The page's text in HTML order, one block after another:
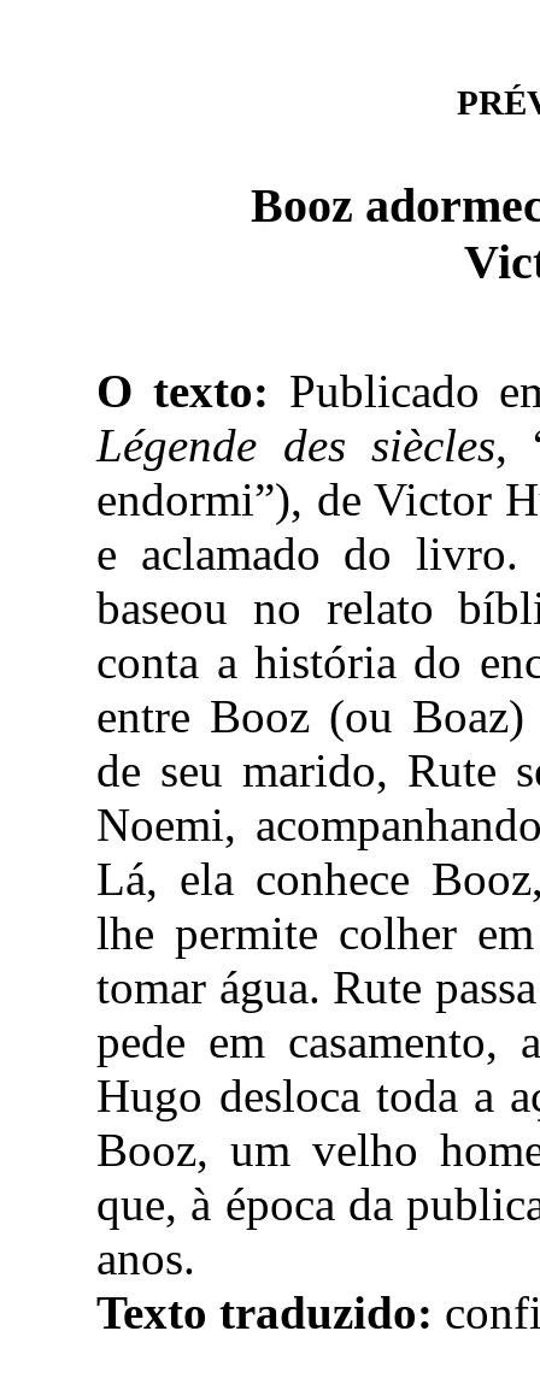
Booz
O texto: Publicado
Légende des siècles,
endormi”), de Victor
e aclamado do livro.
baseou no relato
conta a história do
entre Booz (ou
de seu marido, Rute
Noemi,
Lá, ela conhece
lhe permite colher
tomar água. Rute
pede em casamento,
Hugo desloca toda a
Booz, um velho
que, à época da
anos.
Texto traduzido: